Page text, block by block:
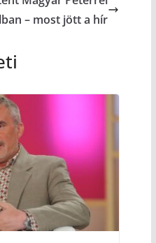
– most jött a hír